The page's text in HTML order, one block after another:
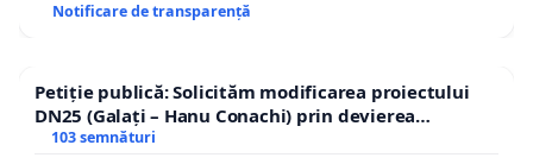
Notificare de transparență
Petiție publică: Solicităm modificarea proiectului
DN25 (Galați – Hanu Conachi) prin devierea
traseului în afara localităților!
103 semnături